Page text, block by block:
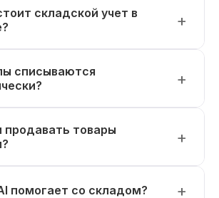
складской учет в
списываются
товары
помогает со складом?